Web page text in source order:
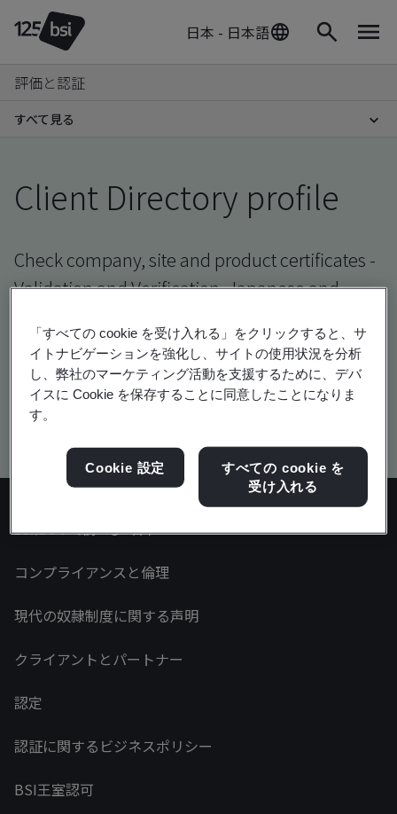
日本 - 日本語
評価と認証
すべて見る
Client Directory profile
Check company, site and product certificates -
Validation and Verification, Japanese and
BSIについて調べる - 日本
コンプライアンスと倫理
現代の奴隷制度に関する声明
クライアントとパートナー
認定
認証に関するビジネスポリシー
BSI王室認可
「すべての cookie を受け入れる」をクリックすると、サ
イトナビゲーションを強化し、サイトの使用状況を分析
し、弊社のマーケティング活動を支援するために、デバ
イスに Cookie を保存することに同意したことになりま
す。
Cookie 設定
すべての cookie を
受け入れる